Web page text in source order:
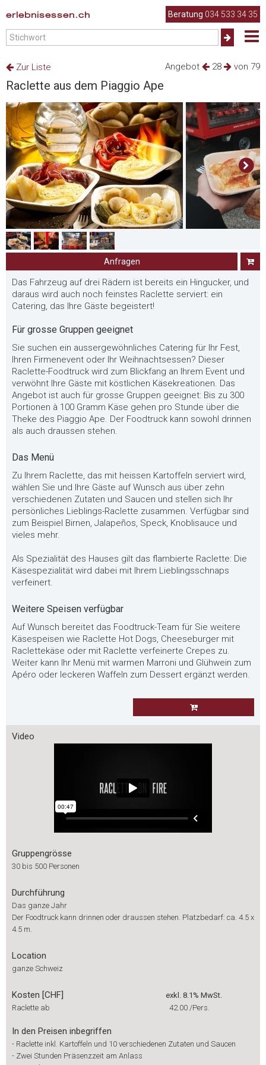
erlebnisessen.ch Beratung 034 533 34 35
Angebot 28 von 79
Zur Liste
Raclette aus dem Piaggio Ape
Anfragen
Das Fahrzeug auf drei Rädern ist bereits ein Hingucker, und
daraus wird auch noch feinstes Raclette serviert: ein
Catering, das Ihre Gäste begeistert!
Für grosse Gruppen geeignet
Sie suchen ein aussergewöhnliches Catering für Ihr Fest,
Ihren Firmenevent oder Ihr Weihnachtsessen? Dieser
Raclette-Foodtruck wird zum Blickfang an Ihrem Event und
verwöhnt Ihre Gäste mit köstlichen Käsekreationen. Das
Angebot ist auch für grosse Gruppen geeignet: Bis zu 300
Portionen à 100 Gramm Käse gehen pro Stunde über die
Theke des Piaggio Ape. Der Foodtruck kann sowohl drinnen
als auch draussen stehen.
Das Menü
Zu Ihrem Raclette, das mit heissen Kartoffeln serviert wird,
wählen Sie und Ihre Gäste auf Wunsch aus über zehn
verschiedenen Zutaten und Saucen und stellen sich Ihr
persönliches Lieblings-Raclette zusammen. Verfügbar sind
zum Beispiel Birnen, Jalapeños, Speck, Knoblisauce und
vieles mehr.
Als Spezialität des Hauses gilt das flambierte Raclette: Die
Käsespezialität wird dabei mit Ihrem Lieblingsschnaps
verfeinert.
Weitere Speisen verfügbar
Auf Wunsch bereitet das Foodtruck-Team für Sie weitere
Käsespeisen wie Raclette Hot Dogs, Cheeseburger mit
Raclettekäse oder mit Raclette verfeinerte Crepes zu.
Weiter kann Ihr Menü mit warmen Marroni und Glühwein zum
Apéro oder leckeren Waffeln zum Dessert ergänzt werden.
Video
Gruppengrösse
30 bis 500 Personen
Durchführung
Das ganze Jahr
Der Foodtruck kann drinnen oder draussen stehen. Platzbedarf: ca. 4.5 x
4.5 m.
Location
ganze Schweiz
Kosten [CHF]
exkl. 8.1% MwSt.
Raclette ab
42.00 /Pers.
In den Preisen inbegriffen
- Raclette inkl. Kartoffeln und 10 verschiedenen Zutaten und Saucen
- Zwei Stunden Präsenzzeit am Anlass